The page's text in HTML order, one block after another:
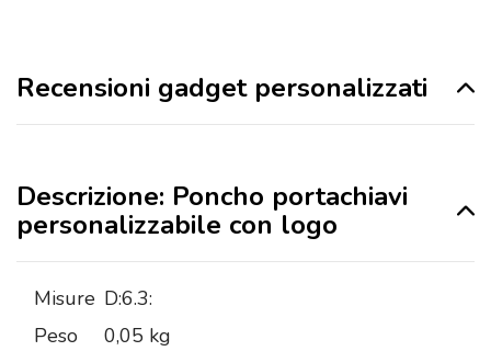
Recensioni gadget personalizzati
Descrizione: Poncho portachiavi
personalizzabile con logo
Misure D:6.3:
Peso
0,05 kg